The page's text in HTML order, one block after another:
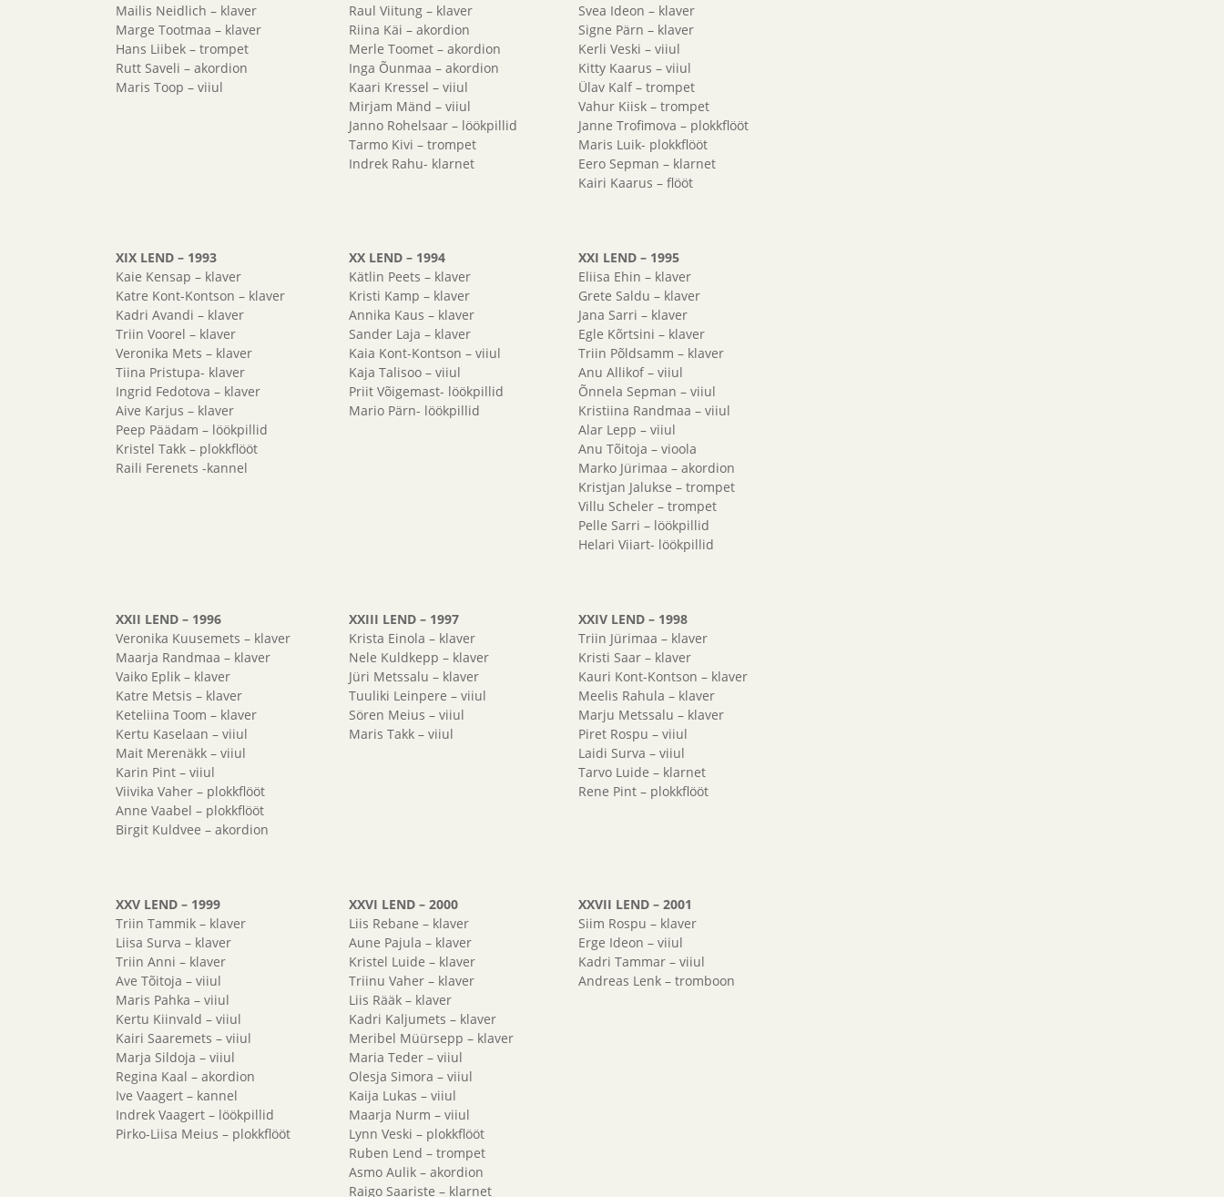
Mailis Neidlich – klaver
Marge Tootmaa – klaver
Hans Liibek – trompet
Rutt Saveli – akordion
Maris Toop – viiul
Raul Viitung – klaver
Riina Käi – akordion
Merle Toomet – akordion
Inga Õunmaa – akordion
Kaari Kressel – viiul
Mirjam Mänd – viiul
Janno Rohelsaar – löökpillid
Tarmo Kivi – trompet
Indrek Rahu- klarnet
Svea Ideon – klaver
Signe Pärn – klaver
Kerli Veski – viiul
Kitty Kaarus – viiul
Ülav Kalf – trompet
Vahur Kiisk – trompet
Janne Trofimova – plokkflööt
Maris Luik- plokkflööt
Eero Sepman – klarnet
Kairi Kaarus – flööt
XIX LEND – 1993
Kaie Kensap – klaver
Katre Kont-Kontson – klaver
Kadri Avandi – klaver
Triin Voorel – klaver
Veronika Mets – klaver
Tiina Pristupa- klaver
Ingrid Fedotova – klaver
Aive Karjus – klaver
Peep Päädam – löökpillid
Kristel Takk – plokkflööt
Raili Ferenets -kannel
XX LEND – 1994
Kätlin Peets – klaver
Kristi Kamp – klaver
Annika Kaus – klaver
Sander Laja – klaver
Kaia Kont-Kontson – viiul
Kaja Talisoo – viiul
Priit Võigemast- löökpillid
Mario Pärn- löökpillid
XXI LEND – 1995
Eliisa Ehin – klaver
Grete Saldu – klaver
Jana Sarri – klaver
Egle Kõrtsini – klaver
Triin Põldsamm – klaver
Anu Allikof – viiul
Õnnela Sepman – viiul
Kristiina Randmaa – viiul
Alar Lepp – viiul
Anu Tõitoja – vioola
Marko Jürimaa – akordion
Kristjan Jalukse – trompet
Villu Scheler – trompet
Pelle Sarri – löökpillid
Helari Viiart- löökpillid
XXII LEND – 1996
Veronika Kuusemets – klaver
Maarja Randmaa – klaver
Vaiko Eplik – klaver
Katre Metsis – klaver
Keteliina Toom – klaver
Kertu Kaselaan – viiul
Mait Merenäkk – viiul
Karin Pint – viiul
Viivika Vaher – plokkflööt
Anne Vaabel – plokkflööt
Birgit Kuldvee – akordion
XXIII LEND – 1997
Krista Einola – klaver
Nele Kuldkepp – klaver
Jüri Metssalu – klaver
Tuuliki Leinpere – viiul
Sören Meius – viiul
Maris Takk – viiul
XXIV LEND – 1998
Triin Jürimaa – klaver
Kristi Saar – klaver
Kauri Kont-Kontson – klaver
Meelis Rahula – klaver
Marju Metssalu – klaver
Piret Rospu – viiul
Laidi Surva – viiul
Tarvo Luide – klarnet
Rene Pint – plokkflööt
XXV LEND – 1999
Triin Tammik – klaver
Liisa Surva – klaver
Triin Anni – klaver
Ave Tõitoja – viiul
Maris Pahka – viiul
Kertu Kiinvald – viiul
Kairi Saaremets – viiul
Marja Sildoja – viiul
Regina Kaal – akordion
Ive Vaagert – kannel
Indrek Vaagert – löökpillid
Pirko-Liisa Meius – plokkflööt
XXVI LEND – 2000
Liis Rebane – klaver
Aune Pajula – klaver
Kristel Luide – klaver
Triinu Vaher – klaver
Liis Rääk – klaver
Kadri Kaljumets – klaver
Meribel Müürsepp – klaver
Maria Teder – viiul
Olesja Simora – viiul
Kaija Lukas – viiul
Maarja Nurm – viiul
Lynn Veski – plokkflööt
Ruben Lend – trompet
Asmo Aulik – akordion
Raigo Saariste – klarnet
XXVII LEND – 2001
Siim Rospu – klaver
Erge Ideon – viiul
Kadri Tammar – viiul
Andreas Lenk – tromboon